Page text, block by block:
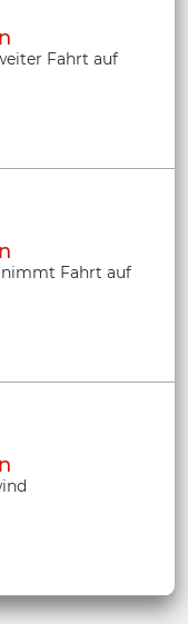
Fahrt auf
nimmt Fahrt auf